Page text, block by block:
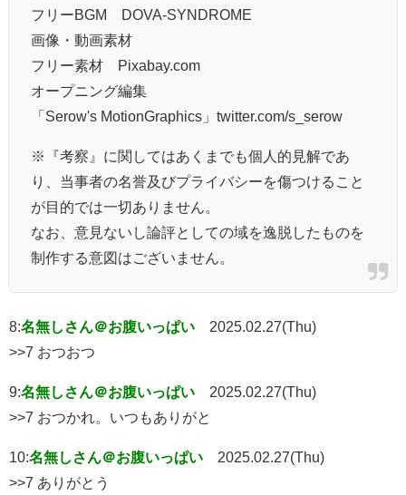
フリーBGM DOVA-SYNDROME
画像・動画素材
フリー素材 Pixabay.com
オープニング編集
「Serow's MotionGraphics」twitter.com/s_serow
※『考察』に関してはあくまでも個人的見解であ
り、当事者の名誉及びプライバシーを傷つけること
が目的では一切ありません。
なお、意見ないし論評としての域を逸脱したものを
制作する意図はございません。
8:名無しさん＠お腹いっぱい
2025.02.27(Thu)
>>7 おつおつ
9:名無しさん＠お腹いっぱい
2025.02.27(Thu)
>>7 おつかれ。いつもありがと
10:名無しさん＠お腹いっぱい
2025.02.27(Thu)
>>7 ありがとう